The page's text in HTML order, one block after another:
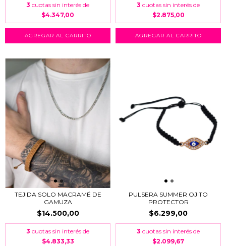
3 cuotas sin interés de
$4.347,00
AGREGAR AL CARRITO
3 cuotas sin interés de
$2.875,00
TEJIDA SOLO MACRAMÉ DE
GAMUZA
$14.500,00
3 cuotas sin interés de
$4.833,33
PULSERA SUMMER OJITO
PROTECTOR
$6.299,00
3 cuotas sin interés de
$2.099,67